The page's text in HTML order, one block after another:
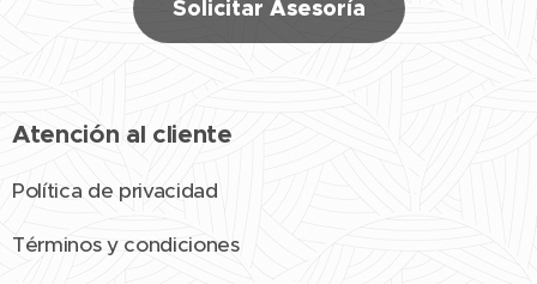
Solicitar Asesoría
Atención al cliente
Política de privacidad
Términos y condiciones